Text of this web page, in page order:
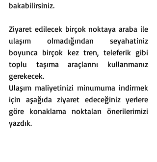
bakabilirsiniz.
Ziyaret edilecek birçok noktaya araba ile
ulaşım olmadığından seyahatiniz
boyunca birçok kez tren, teleferik gibi
toplu taşıma araçlarını kullanmanız
gerekecek.
Ulaşım maliyetinizi minumuma indirmek
için aşağıda ziyaret edeceğiniz yerlere
göre konaklama noktaları önerilerimizi
yazdık.